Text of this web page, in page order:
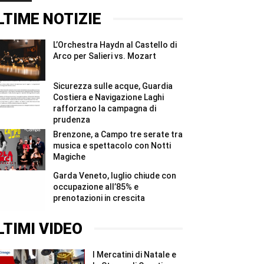
gli
sprechi
quattro
giorni
due
notti
per
#Shorts
NOTIZIE
L’Orchestra Haydn al Castello di
Arco per Salieri vs. Mozart
Sicurezza sulle acque, Guardia
Costiera e Navigazione Laghi
rafforzano la campagna di
prudenza
Brenzone, a Campo tre serate tra
musica e spettacolo con Notti
Magiche
Garda Veneto, luglio chiude con
occupazione all’85% e
prenotazioni in crescita
VIDEO
I Mercatini di Natale e